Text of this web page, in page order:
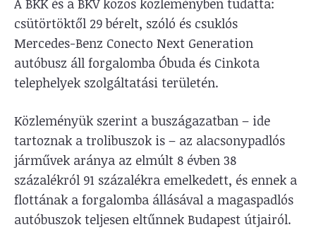
A BKK és a BKV közös közleményben tudatta:
csütörtöktől 29 bérelt, szóló és csuklós
Mercedes-Benz Conecto Next Generation
autóbusz áll forgalomba Óbuda és Cinkota
telephelyek szolgáltatási területén.
Közleményük szerint a buszágazatban – ide
tartoznak a trolibuszok is – az alacsonypadlós
járművek aránya az elmúlt 8 évben 38
százalékról 91 százalékra emelkedett, és ennek a
flottának a forgalomba állásával a magaspadlós
autóbuszok teljesen eltűnnek Budapest útjairól.